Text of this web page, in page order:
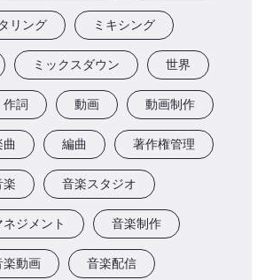
リング ミキシング
ミックスダウン 世界
作詞 動画 動画制作
曲 編曲 著作権管理
楽 音楽スタジオ
ジメント 音楽制作
楽動画 音楽配信